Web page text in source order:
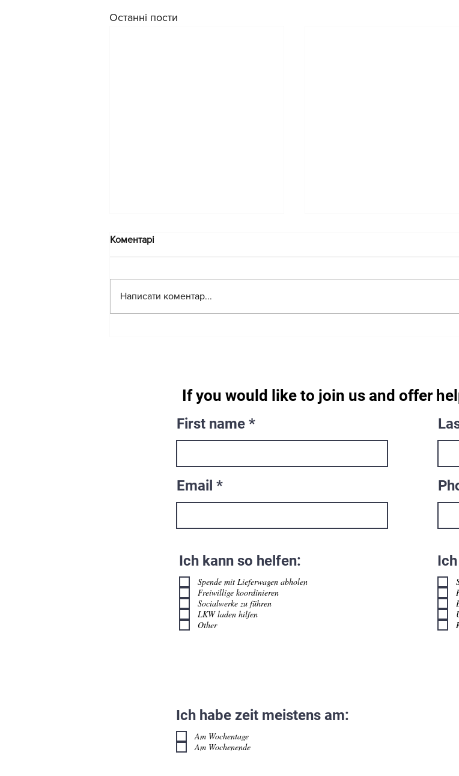
Останні пости
Коментарі
Написати коментар...
If you would like to join us and offer
First name
Email
Ich kann so helfen:
Spende mit Lieferwagen abholen
Freiwillige koordinieren
Socialwerke zu führen
LKW laden hilfen
Other
Ich habe zeit meistens am:
Am Wochentage
Am Wochenende